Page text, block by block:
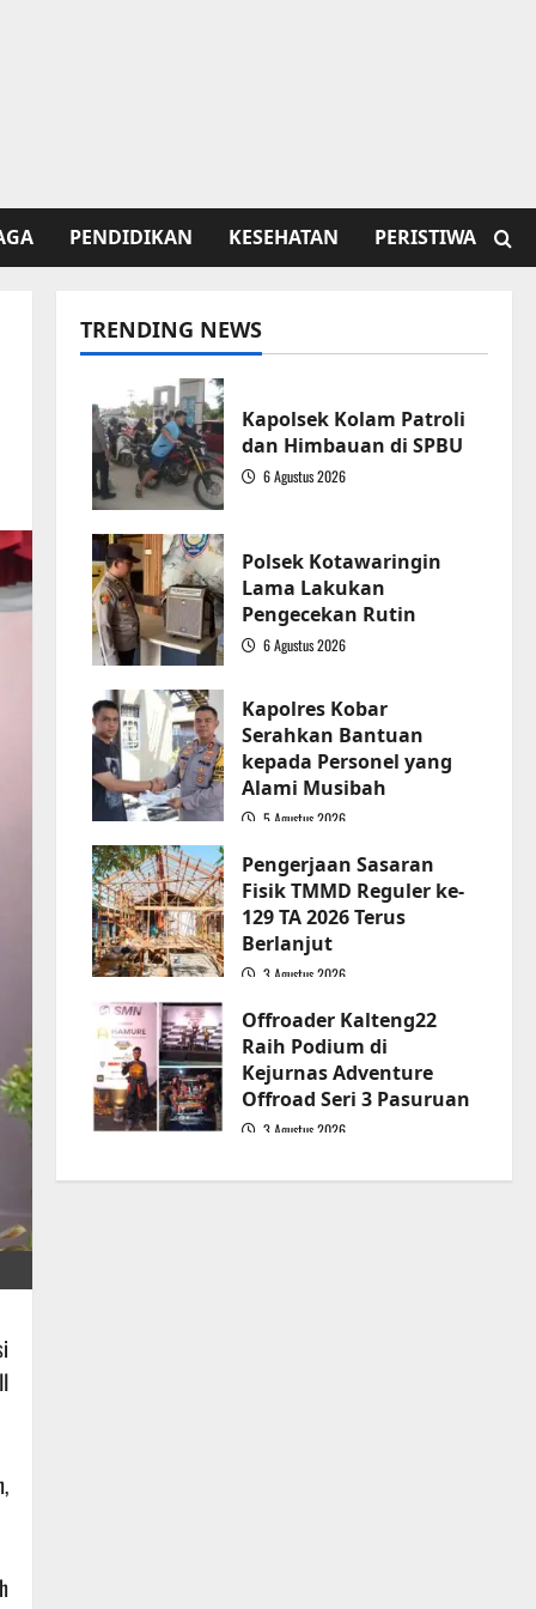
PENDIDIKAN KESEHATAN PERISTIWA
TRENDING NEWS
Kapolsek Kolam Patroli
dan Himbauan di SPBU
6 Agustus 2026
Polsek Kotawaringin
Lama Lakukan
Pengecekan Rutin
6 Agustus 2026
Kapolres Kobar
Serahkan Bantuan
kepada Personel yang
Alami Musibah
5 Agustus 2026
Pengerjaan Sasaran
Fisik TMMD Reguler ke-
129 TA 2026 Terus
Berlanjut
3 Agustus 2026
Offroader Kalteng22
Raih Podium di
Kejurnas Adventure
Offroad Seri 3 Pasuruan
3 Agustus 2026